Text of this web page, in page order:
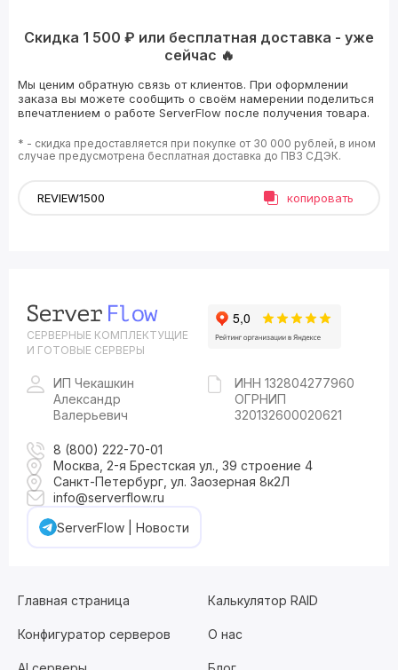
Скидка 1 500 ₽ или бесплатная доставка - уже
сейчас 🔥
Мы ценим обратную связь от клиентов. При оформлении
заказа вы можете сообщить о своём намерении поделиться
впечатлением о работе ServerFlow после получения товара.
* - скидка предоставляется при покупке от 30 000 рублей, в ином
случае предусмотрена бесплатная доставка до ПВЗ СДЭК.
копировать
СЕРВЕРНЫЕ КОМПЛЕКТУЩИЕ
И ГОТОВЫЕ СЕРВЕРЫ
ИП Чекашкин
Александр
Валерьевич
ИНН 132804277960
ОГРНИП
320132600020621
8 (800) 222-70-01
Москва, 2-я Брестская ул., 39 строение 4
Санкт-Петербург, ул. Заозерная 8к2Л
info@serverflow.ru
ServerFlow | Новости
Главная страница Калькулятор RAID
Конфигуратор серверов О нас